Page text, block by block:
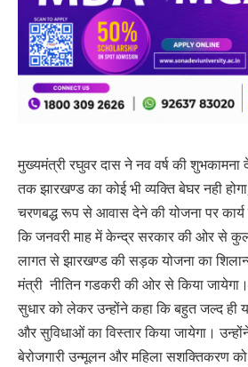
मुख्यमंत्री रघुवर दास ने नव वर्ष की शुभकामना
तक झारखण्ड का कोई भी व्यक्ति बेघर नही
चरणबद्ध रूप से आवास देने की योजना पर
कि जनवरी माह में केन्द्र सरकार की ओर से
लागत से झारखण्ड की सड़क योजना का
मंत्री नीतिन गडकरी की ओर से किया
सुधार को लेकर उन्होंने कहा कि बहुत जल्द ही
और सुविधाओं का विस्तार किया जायेगा।
बेरोजगारी उन्मूलन और महिला सशक्तिकरण